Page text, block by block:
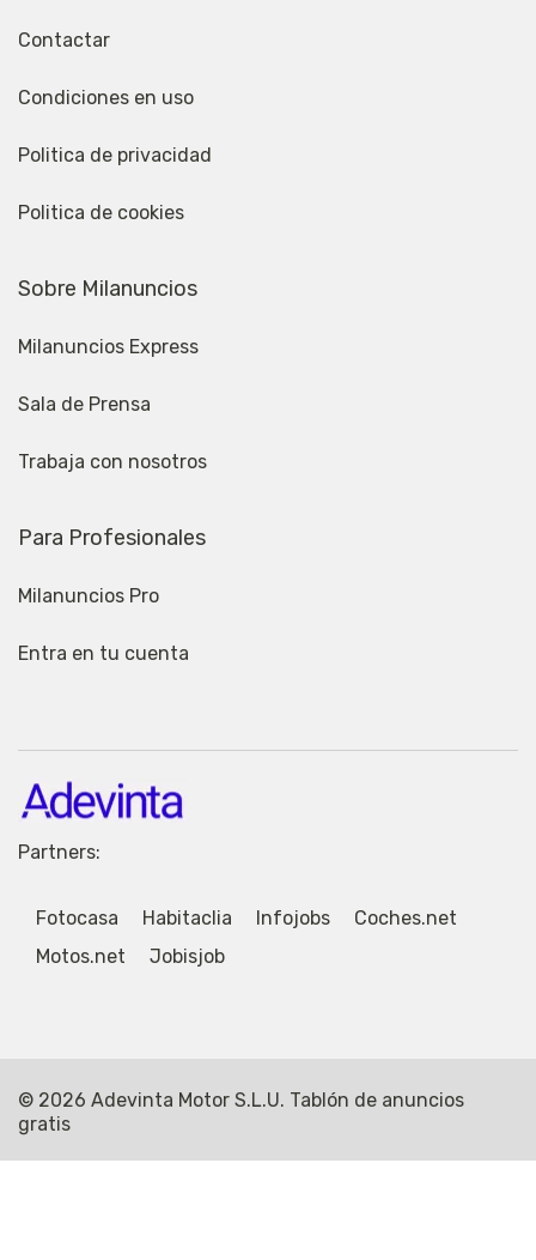
Contactar
Condiciones en uso
Politica de privacidad
Politica de cookies
Sobre Milanuncios
Milanuncios Express
Sala de Prensa
Trabaja con nosotros
Para Profesionales
Milanuncios Pro
Entra en tu cuenta
Partners:
Fotocasa Habitaclia Infojobs
Coches.net
Motos.net
Jobisjob
© 2026 Adevinta Motor S.L.U. Tablón de anuncios
gratis